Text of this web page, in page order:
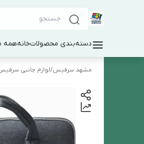
دسته‌بندی محصولاتخانههمه
مشهد سرفیس/لوازم جانبی